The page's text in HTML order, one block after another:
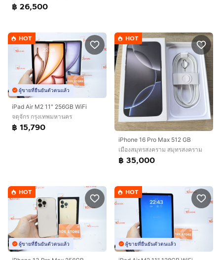
฿ 26,500
HOT
ผู้ขายที่ยืนยันตัวตนแล้ว
iPad Air M2 11" 256GB WiFi
จตุจักร กรุงเทพมหานคร
฿ 15,790
HOT
iPhone 16 Pro Max 512 GB
เมืองสมุทรสงคราม สมุทรสงคราม
฿ 35,000
HOT
ผู้ขายที่ยืนยันตัวตนแล้ว
HOT
ผู้ขายที่ยืนยันตัวตนแล้ว